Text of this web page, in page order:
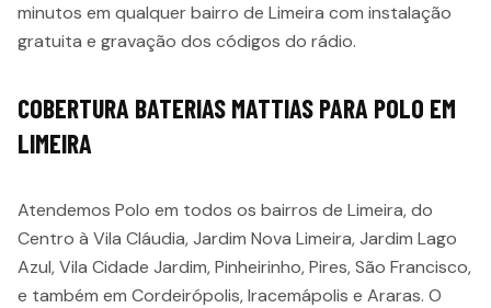
minutos em qualquer bairro de Limeira com instalação
gratuita e gravação dos códigos do rádio.
COBERTURA BATERIAS MATTIAS PARA POLO EM
LIMEIRA
Atendemos Polo em todos os bairros de Limeira, do
Centro à Vila Cláudia, Jardim Nova Limeira, Jardim Lago
Azul, Vila Cidade Jardim, Pinheirinho, Pires, São Francisco,
e também em Cordeirópolis, Iracemápolis e Araras. O